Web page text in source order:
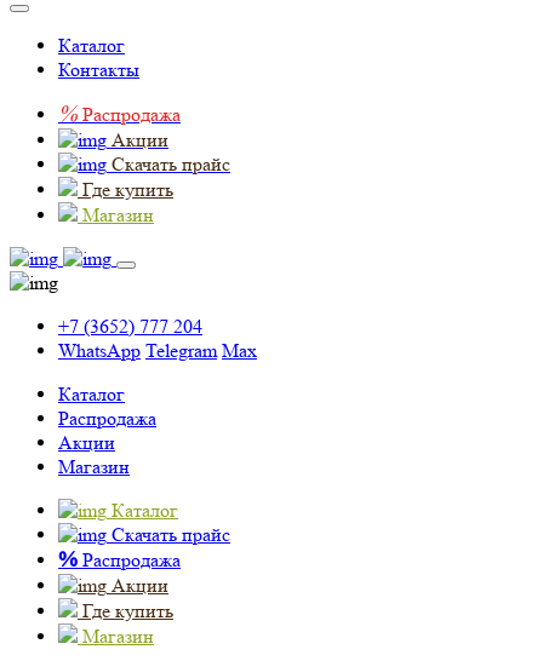
Каталог
Контакты
% Распродажа
Акции
Скачать прайс
Где купить
Магазин
+7 (3652) 777 204
WhatsApp Telegram Max
Каталог
Распродажа
Акции
Магазин
Каталог
Скачать прайс
% Распродажа
Акции
Где купить
Магазин